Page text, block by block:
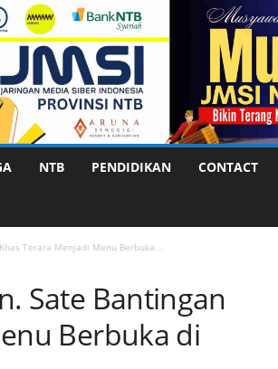
NTB PENDIDIKAN CONTACT
Terara Menjadi Menu Berbuka...
Sate Bantingan
Berbuka di